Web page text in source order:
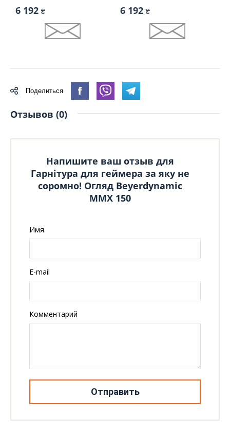
6 192 ₴ 6 192 ₴
Поделиться
Отзывов (0)
Напишите ваш отзыв для
Гарнітура для геймера за яку не
соромно! Огляд Beyerdynamic
MMX 150
Имя
E-mail
Комментарий
Отправить